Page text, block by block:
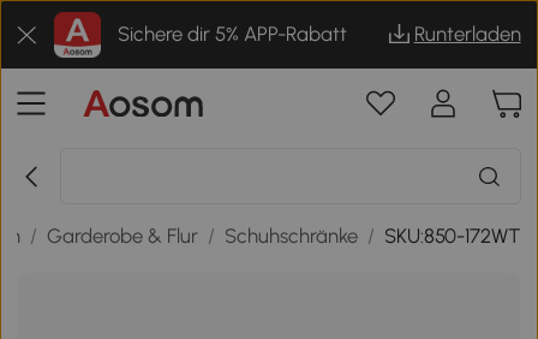
Sichere dir 5% APP-Rabatt Runterladen
/ Garderobe & Flur / Schuhschränke / SKU:850-172WT